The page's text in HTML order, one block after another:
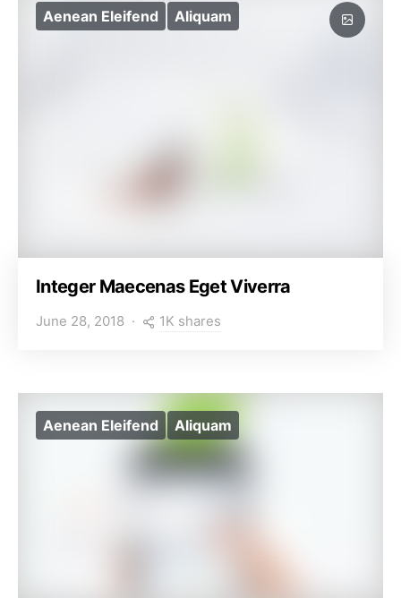
Aenean Eleifend Aliquam
Integer Maecenas Eget Viverra
June 28, 2018 1K shares
Aenean Eleifend Aliquam